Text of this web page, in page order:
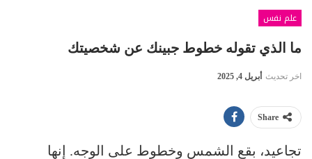
علم نفس
ما الذي تقوله خطوط جبينك عن شخصيتك
اخر تحديث أبريل 4, 2025
Share
تجاعيد، بقع الشمس وخطوط على الوجه. إنها